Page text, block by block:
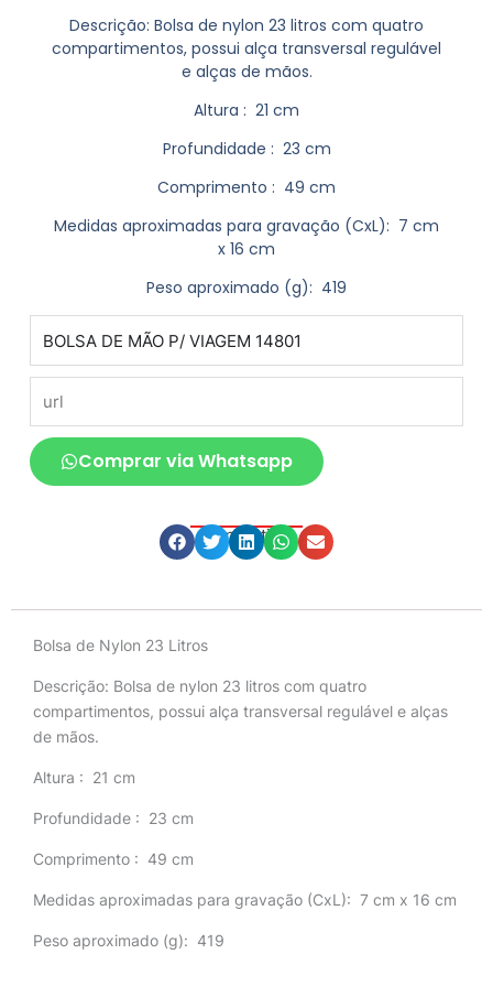
Descrição: Bolsa de nylon 23 litros com quatro
compartimentos, possui alça transversal regulável
e alças de mãos.
Altura : 21 cm
Profundidade : 23 cm
Comprimento : 49 cm
Medidas aproximadas para gravação (CxL): 7 cm
x 16 cm
Peso aproximado (g): 419
Comprar via Whatsapp
Compartilhe
Bolsa de Nylon 23 Litros
Descrição: Bolsa de nylon 23 litros com quatro
compartimentos, possui alça transversal regulável e alças
de mãos.
Altura : 21 cm
Profundidade : 23 cm
Comprimento : 49 cm
Medidas aproximadas para gravação (CxL): 7 cm x 16 cm
Peso aproximado (g): 419